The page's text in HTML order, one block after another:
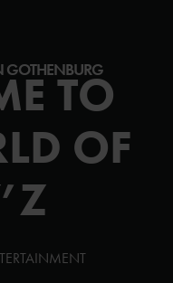
GOTHENBURG
TO
OF